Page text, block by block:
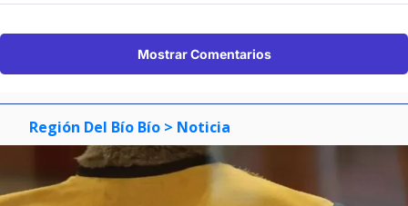
Mostrar Comentarios
Región Del Bío Bío > Noticia